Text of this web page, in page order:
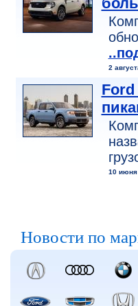
2
10 июня
Новости по